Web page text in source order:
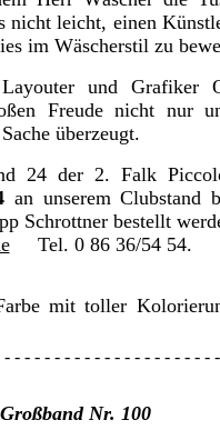
nicht leicht, einen
im Wäscherstil zu
und Grafiker
Freude nicht nur
überzeugt.
24 der 2. Falk
an unserem Clubstand
Schrottner bestellt
Tel. 0 86 36/54 54.
mit toller
- - - - - - - - - - - - - - - -
Nr. 100